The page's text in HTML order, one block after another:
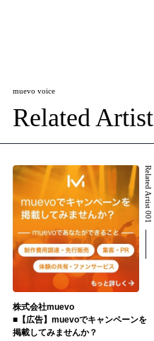
muevo voice
Related Artist
Related Artist 001
株式会社muevo
■【広告】muevoでキャンペーンを
掲載してみませんか？